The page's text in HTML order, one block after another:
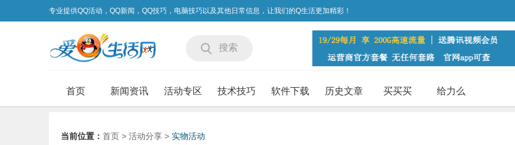
专业提供QQ活动，QQ新闻，QQ技巧，电脑技巧以及其他日常信息，让我们的Q生活更加精彩！
搜索
首页 新闻资讯 活动专区 技术技巧 软件下载 历史文章 买买买 给力么
当前位置： 首页 > 活动分享 > 实物活动